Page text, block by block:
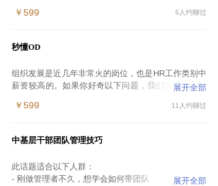
队；外部空降主管又难以存活。眼睁睁看着大好的发
如果你是那个被任命的新经理，如何稳住新团队？如
如果你是HR，如何给新任命经理一套融入方案？如何
陪伴他完成角色转型？
1. 加入新公司不久的空降经理
3. 内部晋升，从原来的团队成员晋升为本团队负责人
4. 想了解最佳实践的HR
￥599 5人约聊过
秒懂OD
组织发展是近几年非常火的岗位，也是HR工作类别中
薪资较高的。如果你好奇以下问题，我们可以一起探
- OD具体做什么，需要哪些能力
的职责和要求？
- 顶尖的OD都长什么样子？
- OD如何与HRBP合作？怎么分工？
展开全部
￥599 11人约聊过
中基层干部团队管理技巧
此话题适合以下人群：
- 刚做管理者不久，想学会如何带团队
展开全部